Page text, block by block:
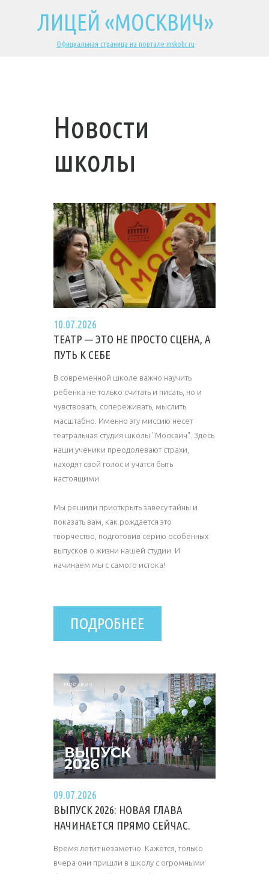
ЛИЦЕЙ «МОСКВИЧ»
Официальная страница на портале mskobr.ru
Новости
школы
10.07.2026
ТЕАТР — ЭТО НЕ ПРОСТО СЦЕНА, А
ПУТЬ К СЕБЕ
В современной школе важно научить
ребенка не только считать и писать, но и
чувствовать, сопереживать, мыслить
масштабно. Именно эту миссию несет
театральная студия школы "Москвич". Здесь
наши ученики преодолевают страхи,
находят свой голос и учатся быть
настоящими.
Мы решили приоткрыть завесу тайны и
показать вам, как рождается это
творчество, подготовив серию особенных
выпусков о жизни нашей студии. И
начинаем мы с самого истока!
ПОДРОБНЕЕ
09.07.2026
ВЫПУСК 2026: НОВАЯ ГЛАВА
НАЧИНАЕТСЯ ПРЯМО СЕЙЧАС.
Время летит незаметно. Кажется, только
вчера они пришли в школу с огромными